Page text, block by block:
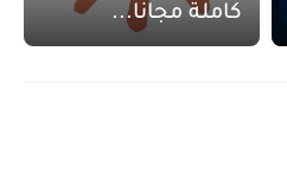
كاملة مجانا...